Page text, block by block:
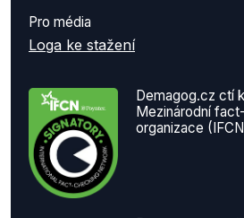
Pro média
Loga ke stažení
Demagog.cz ctí
Mezinárodní
organizace